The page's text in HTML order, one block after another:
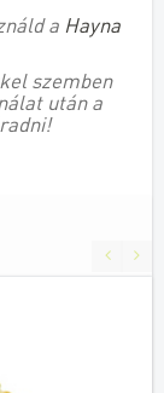
a Hayna
szemben
után a